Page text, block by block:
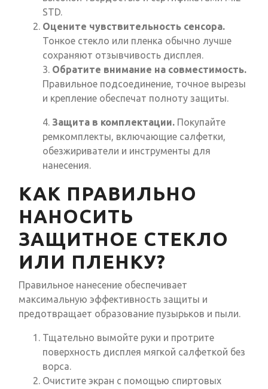
STD.
Оцените чувствительность сенсора.
Тонкое стекло или пленка обычно лучше
сохраняют отзывчивость дисплея.
3. Обратите внимание на совместимость.
Правильное подсоединение, точное вырезы
и крепление обеспечат полноту защиты.
4. Защита в комплектации. Покупайте
ремкомплекты, включающие салфетки,
обезжириватели и инструменты для
нанесения.
КАК ПРАВИЛЬНО
НАНОСИТЬ
ЗАЩИТНОЕ СТЕКЛО
ИЛИ ПЛЕНКУ?
Правильное нанесение обеспечивает
максимальную эффективность защиты и
предотвращает образование пузырьков и пыли.
Тщательно вымойте руки и протрите
поверхность дисплея мягкой салфеткой без
ворса.
Очистите экран с помощью спиртовых